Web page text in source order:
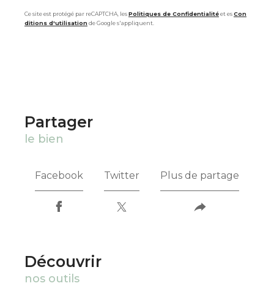
Ce site est protégé par reCAPTCHA, lesPolitiques de Confidentialitéet esCon
ditions d'utilisationde Google s'appliquent.
partager
le bien
Facebook Twitter Plus de partage
découvrir
nos outils